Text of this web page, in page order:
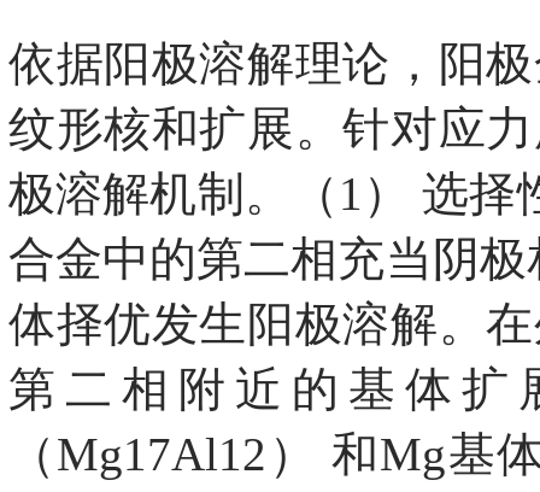
依据阳极溶解理论，阳
纹形核和扩展。针对应
极溶解机制。（1） 选
合金中的第二相充当阴
体择优发生阳极溶解。
第二相附近的基体扩
（Mg17Al12） 和Mg基